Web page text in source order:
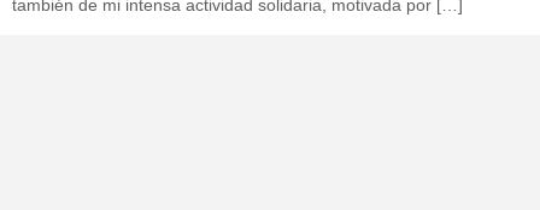
también de mi intensa actividad solidaria, motivada por […]